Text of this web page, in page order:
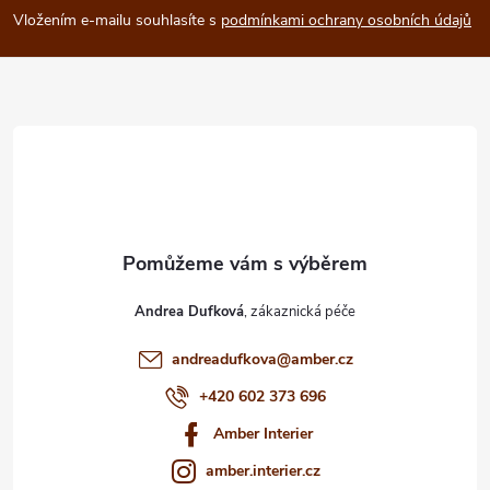
p
a
Vložením e-mailu souhlasíte s podmínkami ochrany osobních údajů
Andrea Dufková
andreadufkova@amber.cz
+420 602 373 696
Amber Interier
amber.interier.cz